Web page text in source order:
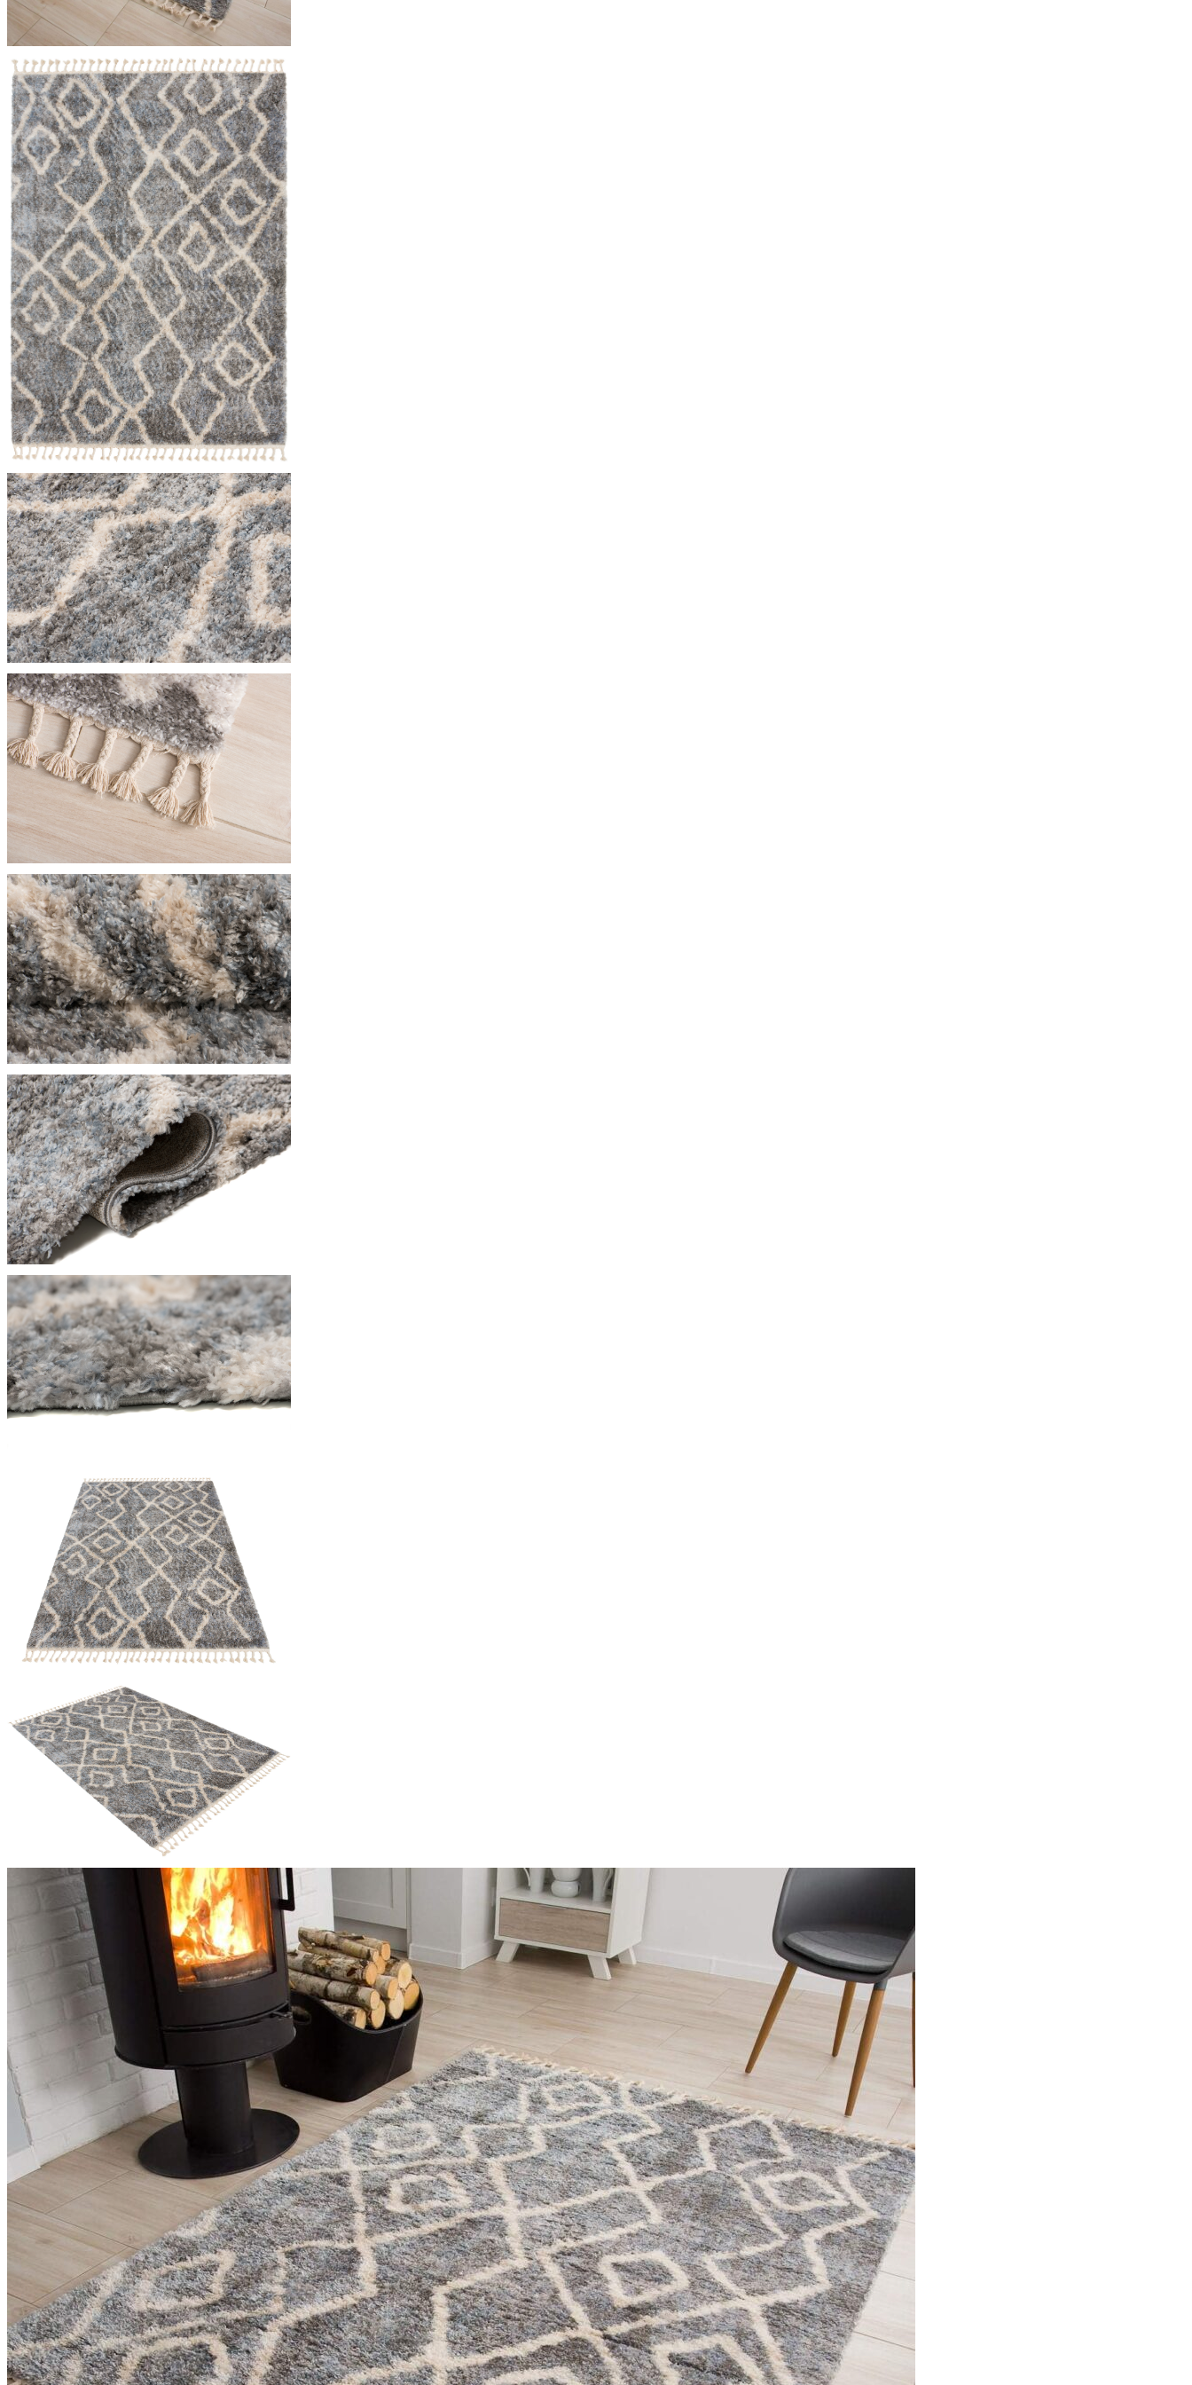
Utilizziamo i cookie per personalizzare contenuti e annunci, per fornire funzionalità dei social media e per analizzare il nostro traffico.
Condividiamo inoltre informazioni su come utilizzi il nostro sito con i nostri partner social, pubblicitari e analitici, i quali possono
combinarle con altre informazioni che hai fornito loro o che hanno raccolto in base al tuo utilizzo dei loro servizi.
Indispensabili
I cookie indispensabili sono cruciali per le funzioni di base del sito e il sito non funzionerà come previsto senza di essi. Questi cookie non
memorizzano alcun dato personale identificabile.
Preferenze
I cookie relativi alle preferenze permettono al sito di ricordare informazioni che modificano il modo in cui il sito appare o si comporta, ad
esempio la tua lingua preferita o la regione in cui ti trovi.
Marketing
I cookie di marketing vengono utilizzati per tracciare gli utenti attraverso i siti web. L'obiettivo è quello di mostrare annunci pertinenti e
interessanti per i singoli utenti e quindi più preziosi per gli editori e gli inserzionisti di terze parti.
Non classificati